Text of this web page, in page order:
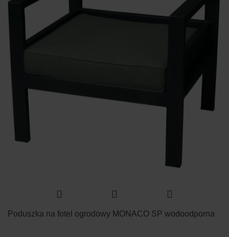
Poduszka na fotel ogrodowy MONACO SP wodoodporna